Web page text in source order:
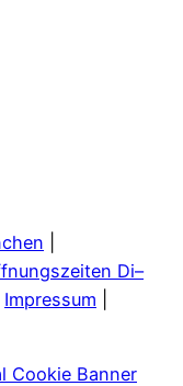
Di–
Impressum
Cookie Banner